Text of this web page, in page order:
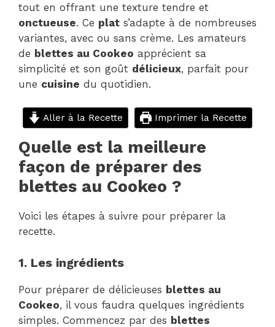
tout en offrant une texture tendre et
onctueuse. Ce plat s’adapte à de nombreuses
variantes, avec ou sans crème. Les amateurs
de blettes au Cookeo apprécient sa
simplicité et son goût délicieux, parfait pour
une cuisine du quotidien.
Aller à la Recette Imprimer la Recette
Quelle est la meilleure
façon de préparer des
blettes au Cookeo ?
Voici les étapes à suivre pour préparer la
recette.
1. Les ingrédients
Pour préparer de délicieuses blettes au
Cookeo, il vous faudra quelques ingrédients
simples. Commencez par des blettes